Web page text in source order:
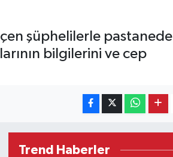
şüphelilerle pastanede
bilgilerini ve cep
Trend Haberler